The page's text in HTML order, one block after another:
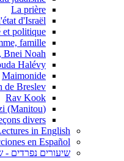
La prière
d'Israël
et politique
famille
Bnei Noah
Halévy
Maimonide
de Breslev
Rav Kook
(Rav Askenazi (Manitou
divers
in English
en Español
שיעורים נפרדים -